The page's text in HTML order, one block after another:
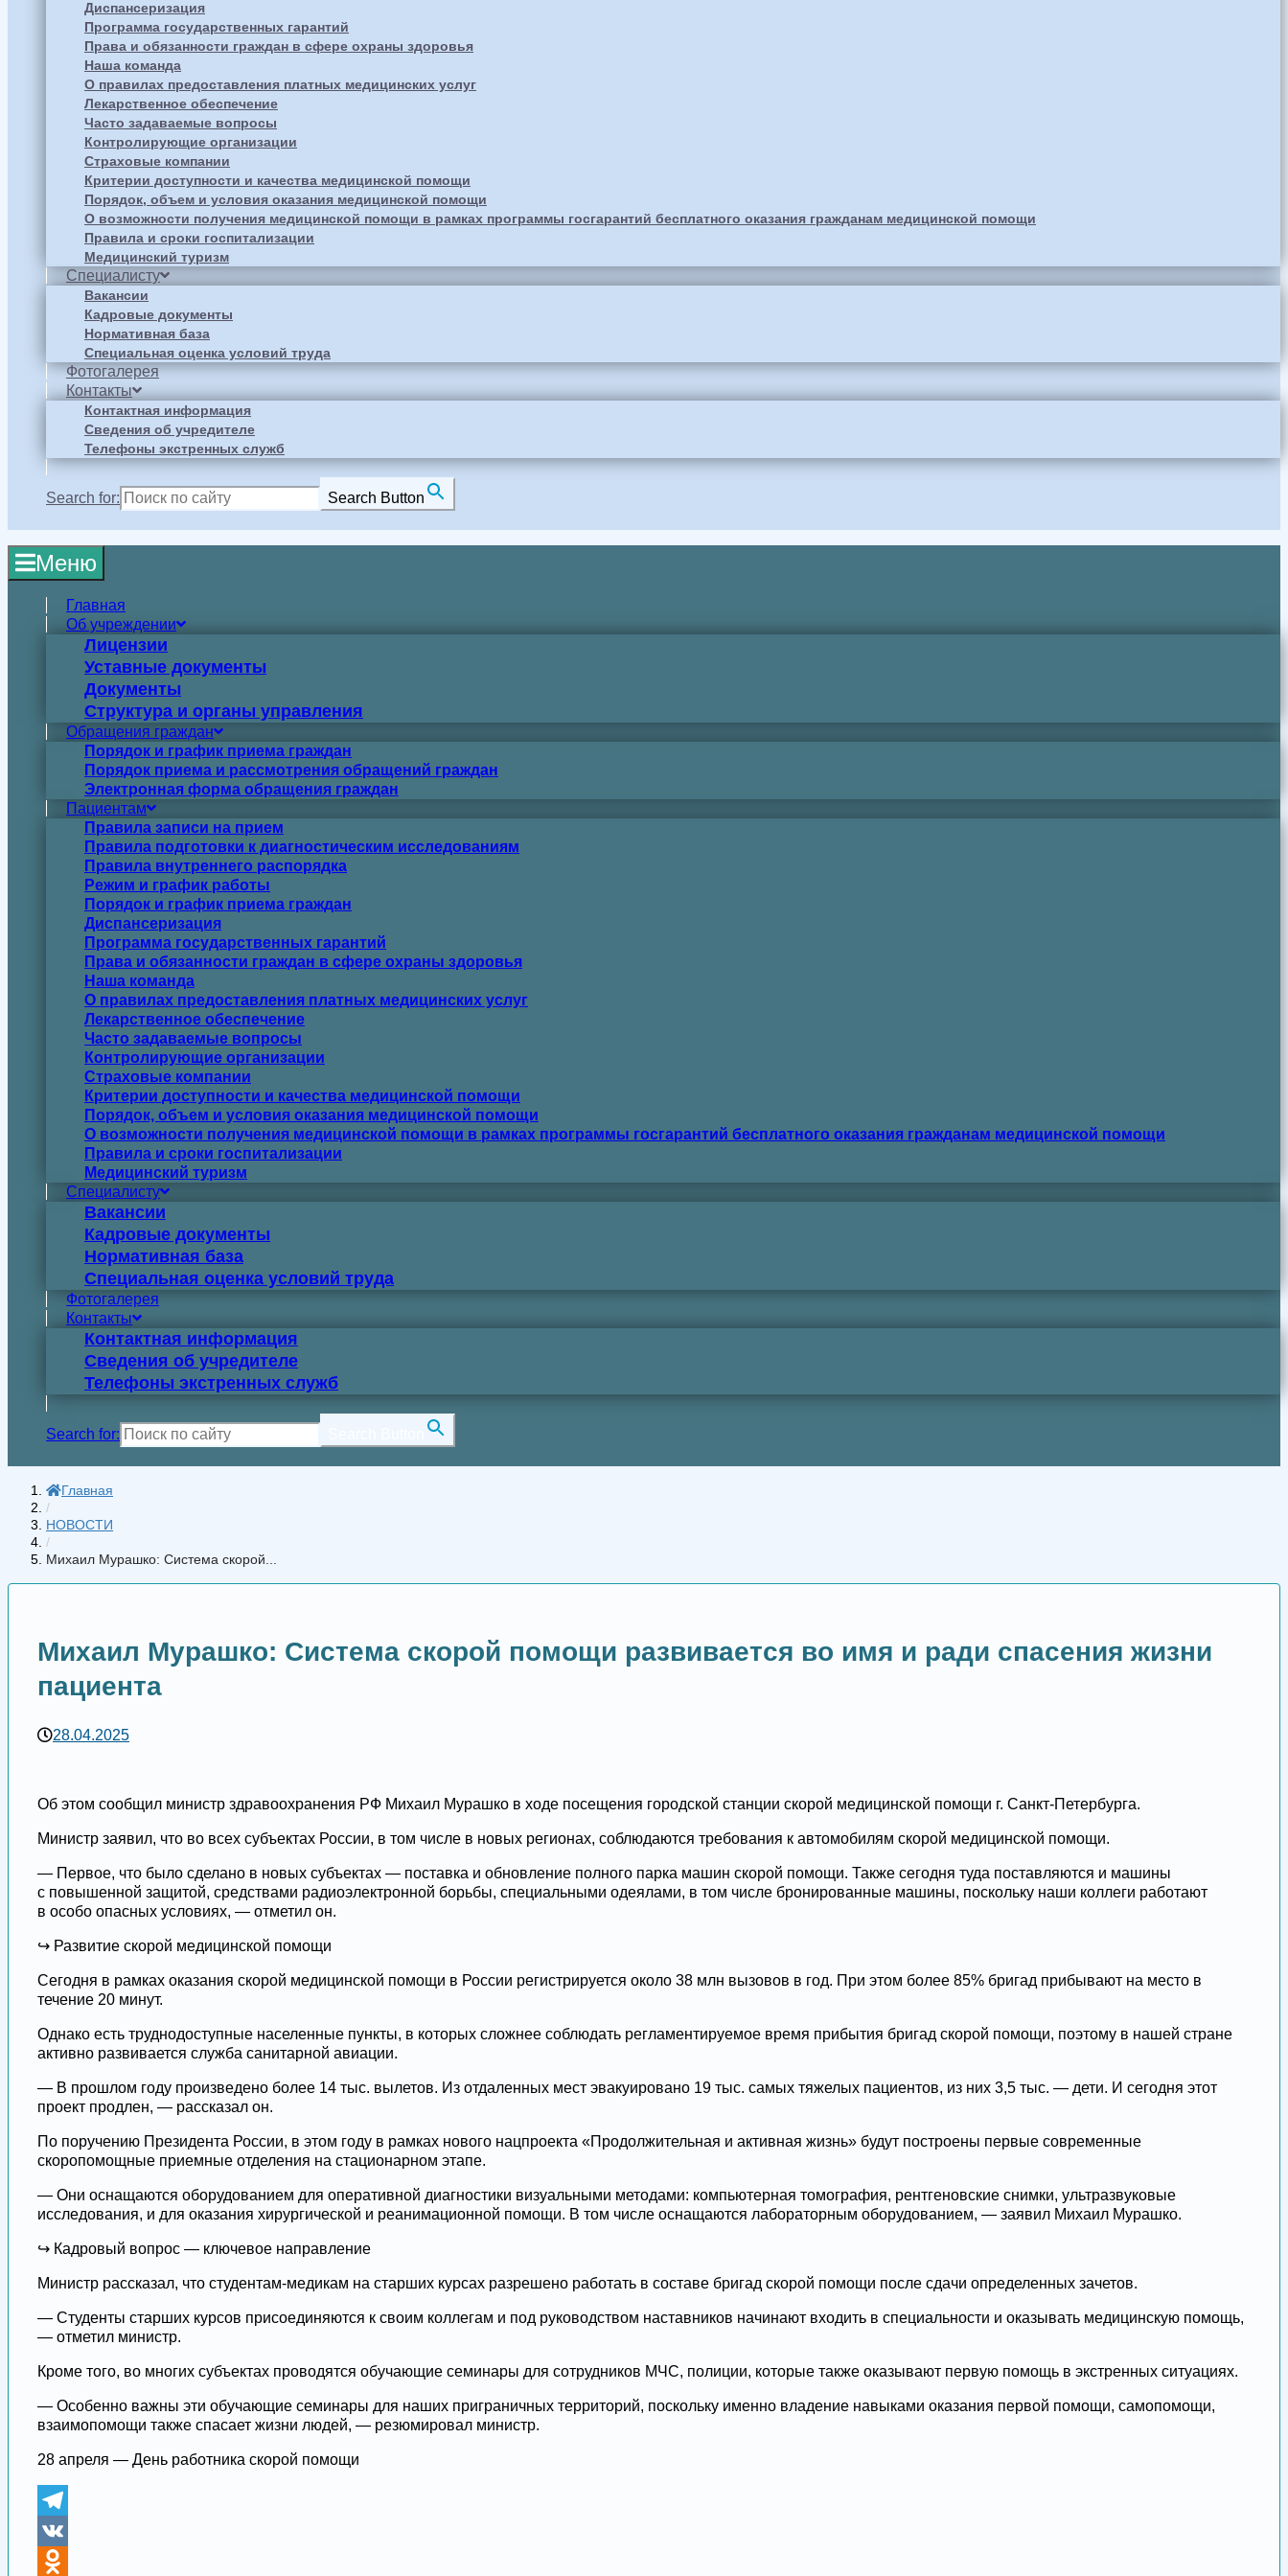
Диспансеризация
Программа государственных гарантий
Права и обязанности граждан в сфере охраны здоровья
Наша команда
О правилах предоставления платных медицинских услуг
Лекарственное обеспечение
Часто задаваемые вопросы
Контролирующие организации
Страховые компании
Критерии доступности и качества медицинской помощи
Порядок, объем и условия оказания медицинской помощи
О возможности получения медицинской помощи в рамках программы госгарантий бесплатного оказания гражданам медицинской помощи
Правила и сроки госпитализации
Медицинский туризм
Специалисту
Вакансии
Кадровые документы
Нормативная база
Специальная оценка условий труда
Фотогалерея
Контакты
Контактная информация
Сведения об учредителе
Телефоны экстренных служб
Search for: Search Button
Меню
Главная
Об учреждении
Лицензии
Уставные документы
Документы
Структура и органы управления
Обращения граждан
Порядок и график приема граждан
Порядок приема и рассмотрения обращений граждан
Электронная форма обращения граждан
Пациентам
Правила записи на прием
Правила подготовки к диагностическим исследованиям
Правила внутреннего распорядка
Режим и график работы
Порядок и график приема граждан
Диспансеризация
Программа государственных гарантий
Права и обязанности граждан в сфере охраны здоровья
Наша команда
О правилах предоставления платных медицинских услуг
Лекарственное обеспечение
Часто задаваемые вопросы
Контролирующие организации
Страховые компании
Критерии доступности и качества медицинской помощи
Порядок, объем и условия оказания медицинской помощи
О возможности получения медицинской помощи в рамках программы госгарантий бесплатного оказания гражданам медицинской помощи
Правила и сроки госпитализации
Медицинский туризм
Специалисту
Вакансии
Кадровые документы
Нормативная база
Специальная оценка условий труда
Фотогалерея
Контакты
Контактная информация
Сведения об учредителе
Телефоны экстренных служб
Search for:
Главная
/
НОВОСТИ
/
Михаил Мурашко: Система скорой...
Михаил Мурашко: Система скорой помощи развивается во имя и ради спасения жизни
пациента
28.04.2025
Об этом сообщил министр здравоохранения РФ Михаил Мурашко в ходе посещения городской станции скорой медицинской помощи г. Санкт-Петербурга.
Министр заявил, что во всех субъектах России, в том числе в новых регионах, соблюдаются требования к автомобилям скорой медицинской помощи.
— Первое, что было сделано в новых субъектах — поставка и обновление полного парка машин скорой помощи. Также сегодня туда поставляются и машины
с повышенной защитой, средствами радиоэлектронной борьбы, специальными одеялами, в том числе бронированные машины, поскольку наши коллеги работают
в особо опасных условиях, — отметил он.
↪️ Развитие скорой медицинской помощи
Сегодня в рамках оказания скорой медицинской помощи в России регистрируется около 38 млн вызовов в год. При этом более 85% бригад прибывают на место в
течение 20 минут.
Однако есть труднодоступные населенные пункты, в которых сложнее соблюдать регламентируемое время прибытия бригад скорой помощи, поэтому в нашей стране
активно развивается служба санитарной авиации.
— В прошлом году произведено более 14 тыс. вылетов. Из отдаленных мест эвакуировано 19 тыс. самых тяжелых пациентов, из них 3,5 тыс. — дети. И сегодня этот
проект продлен, — рассказал он.
По поручению Президента России, в этом году в рамках нового нацпроекта «Продолжительная и активная жизнь» будут построены первые современные
скоропомощные приемные отделения на стационарном этапе.
— Они оснащаются оборудованием для оперативной диагностики визуальными методами: компьютерная томография, рентгеновские снимки, ультразвуковые
исследования, и для оказания хирургической и реанимационной помощи. В том числе оснащаются лабораторным оборудованием, — заявил Михаил Мурашко.
↪️ Кадровый вопрос — ключевое направление
Министр рассказал, что студентам-медикам на старших курсах разрешено работать в составе бригад скорой помощи после сдачи определенных зачетов.
— Студенты старших курсов присоединяются к своим коллегам и под руководством наставников начинают входить в специальности и оказывать медицинскую помощь,
— отметил министр.
Кроме того, во многих субъектах проводятся обучающие семинары для сотрудников МЧС, полиции, которые также оказывают первую помощь в экстренных ситуациях.
— Особенно важны эти обучающие семинары для наших приграничных территорий, поскольку именно владение навыками оказания первой помощи, самопомощи,
взаимопомощи также спасает жизни людей, — резюмировал министр.
28 апреля — День работника скорой помощи
Telegram
VK